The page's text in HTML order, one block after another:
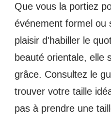
Que vous la portiez
événement formel ou
plaisir d'habiller le
beauté orientale, elle
grâce. Consultez le
trouver votre taille
pas à prendre une